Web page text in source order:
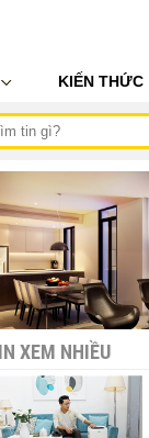
KIẾN THỨC
XEM NHIỀU